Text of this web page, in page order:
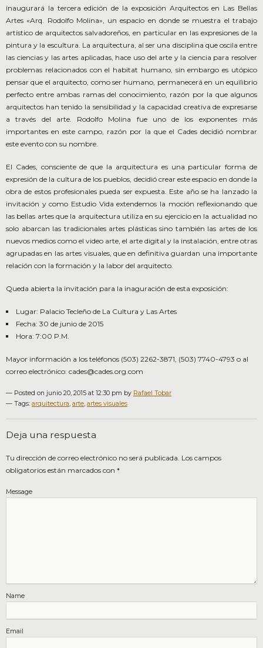
inaugurará la tercera edición de la exposición Arquitectos en Las Bellas
Artes «Arq. Rodolfo Molina», un espacio en donde se muestra el trabajo
artístico de arquitectos salvadoreños, en particular en las expresiones de la
pintura y la escultura. La arquitectura, al ser una disciplina que oscila entre
las ciencias y las artes aplicadas, hace uso del arte y la ciencia para resolver
problemas relacionados con el habitat humano, sin embargo es utópico
pensar que el arquitecto, como ser humano, permanecerá en un equilibrio
perfecto entre ambas ramas del conocimiento, razón por la que algunos
arquitectos han tenido la sensibilidad y la capacidad creativa de expresarse
a través del arte. Rodolfo Molina fue uno de los exponentes más
importantes en este campo, razón por la que el Cades decidió nombrar
este evento con su nombre.
El Cades, consciente de que la arquitectura es una particular forma de
expresión de la cultura de los pueblos, decidió crear este espacio en donde la
obra de estos profesionales pueda ser expuesta. Este año se ha lanzado la
invitación y como Estudio Vida extendemos la moción reflexionando que
las bellas artes que la arquitectura utiliza en su ejercicio en la actualidad no
solo abarcan las tradicionales artes plásticas sino también las artes de los
nuevos medios como el video arte, el arte digital y la instalación, entre otras
agrupadas en las artes visuales, que en definitiva guardan una importante
relación con la formación y la labor del arquitecto.
Queda abierta la invitación para la inaguración de esta exposición:
Lugar: Palacio Tecleño de La Cultura y Las Artes
Fecha: 30 de junio de 2015
Hora: 7:00 P.M.
Mayor información a los teléfonos (503) 2262-3871, (503) 7740-4793 o al
correo electrónico: cades@cades.org.com
— Posted on junio 20, 2015 at 12:30 pm by Rafael Tobar
— Tags: arquitectura, arte, artes visuales
Deja una respuesta
Tu dirección de correo electrónico no será publicada. Los campos
obligatorios están marcados con *
Message
Name
Email